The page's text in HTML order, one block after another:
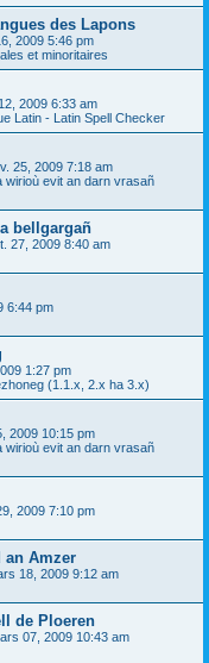
des Lapons
2009 5:46 pm
et minoritaires
2009 6:33 am
Latin - Latin Spell Checker
25, 2009 7:18 am
wirioù evit an darn vrasañ
bellgargañ
27, 2009 8:40 am
6:44 pm
1:27 pm
(1.1.x, 2.x ha 3.x)
2009 10:15 pm
wirioù evit an darn vrasañ
2009 7:10 pm
an Amzer
18, 2009 9:12 am
de Ploeren
07, 2009 10:43 am